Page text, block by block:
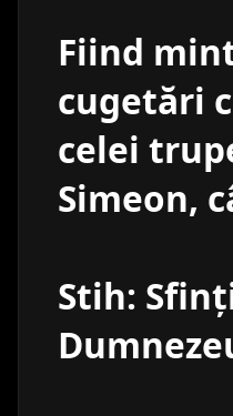
Fiind
cugetări
celei
Simeon,
Stih: